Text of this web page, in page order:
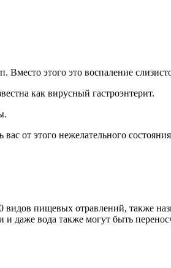
Вместо этого это воспаление
как вирусный гастроэнтерит.
от этого нежелательного
видов пищевых отравлений, также
даже вода также могут быть